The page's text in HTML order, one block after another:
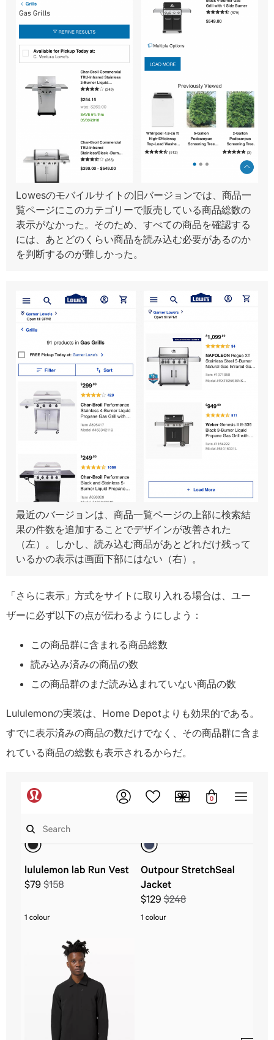
Lowesのモバイルサイトの旧バージョンでは、商品一
覧ページにこのカテゴリーで販売している商品総数の
表示がなかった。そのため、すべての商品を確認する
には、あとどのくらい商品を読み込む必要があるのか
を判断するのが難しかった。
最近のバージョンは、商品一覧ページの上部に検索結
果の件数を追加することでデザインが改善された
（左）。しかし、読み込む商品があとどれだけ残って
いるかの表示は画面下部にはない（右）。
「さらに表示」方式をサイトに取り入れる場合は、ユー
ザーに必ず以下の点が伝わるようにしよう：
この商品群に含まれる商品総数
読み込み済みの商品の数
この商品群のまだ読み込まれていない商品の数
Lululemonの実装は、Home Depotよりも効果的である。
すでに表示済みの商品の数だけでなく、その商品群に含ま
れている商品の総数も表示されるからだ。